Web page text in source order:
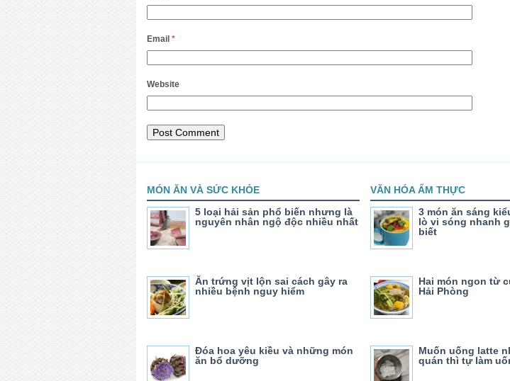
Email *
Website
MÓN ĂN VÀ SỨC KHỎE
5 loại hải sản phổ biến nhưng là
nguyên nhân ngộ độc nhiều nhất
Ăn trứng vịt lộn sai cách gây ra
nhiều bệnh nguy hiểm
Đóa hoa yêu kiều và những món
ăn bổ dưỡng
VĂN HÓA ẨM THỰC
3 món ăn sáng
lò vi sóng nhanh
biết
Hai món ngon từ
Hải Phòng
Muốn uống latte
quán thì tự làm